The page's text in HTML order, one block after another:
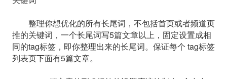
整理你想优化的所有长尾词，不包括首页或者频道页
推的关键词，一个长尾词写5篇文章以上，固定设置成相
同的tag标签，即你整理出来的长尾词。保证每个 tag标签
列表页下面有5篇文章。